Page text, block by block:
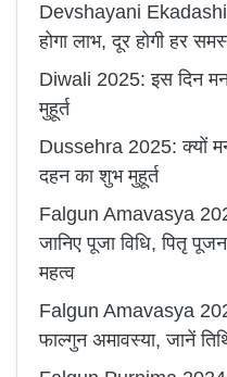
Devshayani
होगा लाभ, दूर होगी हर
Diwali 2025: इस दिन
मुहूर्त
Dussehra 2025: क्यों
दहन का शुभ मुहूर्त
Falgun Amavasya
जानिए पूजा विधि, पितृ
महत्व
Falgun Amavasya
फाल्गुन अमावस्या, जानें